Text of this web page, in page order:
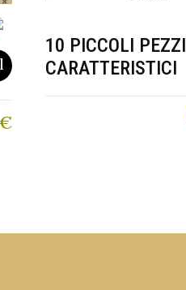
€
10 PICCOLI PEZZI
CARATTERISTICI